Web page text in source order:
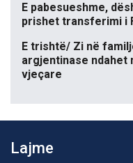
E pabesueshme,
prishet transferimi i
E trishtë/ Zi në
argjentinase ndahet
vjeçare
Lajme